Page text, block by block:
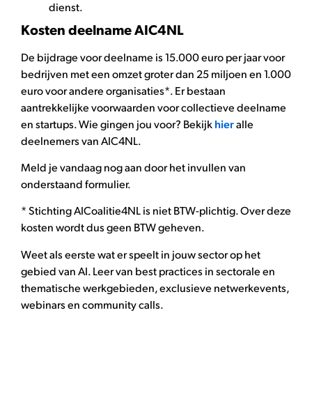
dienst.
Kosten deelname AIC4NL
De bijdrage voor deelname is 15.000 euro per jaar voor
bedrijven met een omzet groter dan 25 miljoen en 1.000
euro voor andere organisaties*. Er bestaan
aantrekkelijke voorwaarden voor collectieve deelname
en startups. Wie gingen jou voor? Bekijkhieralle
deelnemers van AIC4NL.
Meld je vandaag nog aan door het invullen van
onderstaand formulier.
* Stichting AICoalitie4NL is niet BTW-plichtig. Over deze
kosten wordt dus geen BTW geheven.
Weet als eerste wat er speelt in jouw sector op het
gebied van AI. Leer van best practices in sectorale en
thematische werkgebieden, exclusieve netwerkevents,
webinars en community calls.